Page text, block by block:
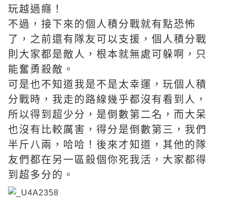
玩越過癮！
不過，接下來的個人積分戰就有點恐怖
了，之前還有隊友可以支援，個人積分戰
則大家都是敵人，根本就無處可躲啊，只
能奮勇殺敵。
可是也不知道我是不是太幸運，玩個人積
分戰時，我走的路線幾乎都沒有看到人，
所以得到超少分，是倒數第二名，而大呆
也沒有比較厲害，得分是倒數第三，我們
半斤八兩，哈哈！後來才知道，其他的隊
友們都在另一區殺個你死我活，大家都得
到超多分的。